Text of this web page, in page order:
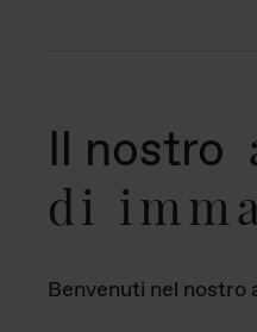
Il nostro
di
Benvenuti nel nostro